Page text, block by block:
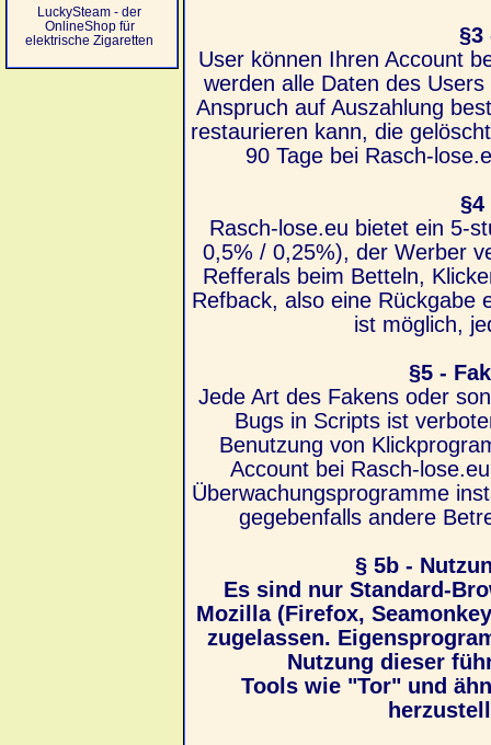
LuckySteam - der
OnlineShop für
elektrische Zigaretten
§3
User können Ihren Account
werden alle Daten des
Anspruch auf Auszahlung
restaurieren kann, die
90 Tage bei Rasch-
Rasch-lose.eu bietet ein 5-
0,5% / 0,25%), der Werber
Refferals beim Betteln,
Refback, also eine Rückgabe
ist möglich,
§5 -
Jede Art des Fakens oder
Bugs in Scripts ist
Benutzung von
Account bei Rasch-
Überwachungsprogramme
gegebenfalls andere
§ 5b -
Es sind nur Standard-
Mozilla (Firefox,
zugelassen.
Nutzung dieser
Tools wie "Tor" und